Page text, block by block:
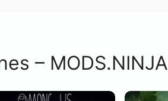
– MODS.NINJA